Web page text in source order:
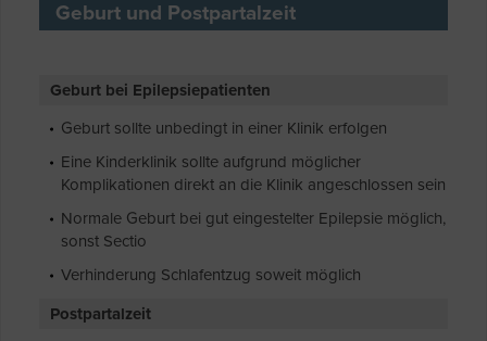
Geburt und Postpartalzeit
Geburt bei Epilepsiepatienten
Geburt sollte unbedingt in einer Klinik erfolgen
Eine Kinderklinik sollte aufgrund möglicher
Komplikationen direkt an die Klinik angeschlossen sein
Normale Geburt bei gut eingestelter Epilepsie möglich,
sonst Sectio
Verhinderung Schlafentzug soweit möglich
Postpartalzeit